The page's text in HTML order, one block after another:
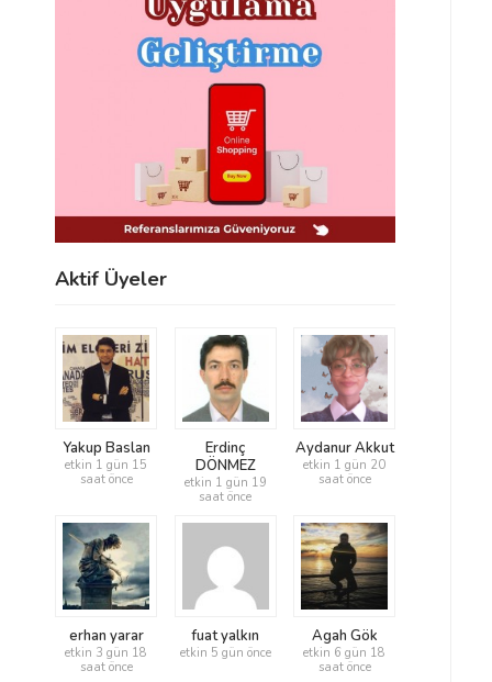
Aktif Üyeler
Yakup Baslan
etkin 1 gün 15
saat önce
Erdinç
DÖNMEZ
etkin 1 gün 19
saat önce
Aydanur Akkut
etkin 1 gün 20
saat önce
erhan yarar
etkin 3 gün 18
saat önce
fuat yalkın
etkin 5 gün önce
Agah Gök
etkin 6 gün 18
saat önce